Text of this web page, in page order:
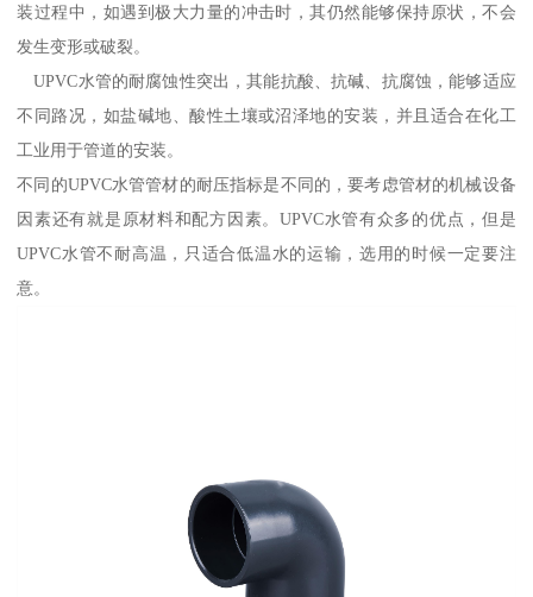
装过程中，如遇到极大力量的冲击时，其仍然能够保持原状，不会
发生变形或破裂。
UPVC水管的耐腐蚀性突出，其能抗酸、抗碱、抗腐蚀，能够适应
不同路况，如盐碱地、酸性土壤或沼泽地的安装，并且适合在化工
工业用于管道的安装。
不同的UPVC水管管材的耐压指标是不同的，要考虑管材的机械设备
因素还有就是原材料和配方因素。UPVC水管有众多的优点，但是
UPVC水管不耐高温，只适合低温水的运输，选用的时候一定要注
意。